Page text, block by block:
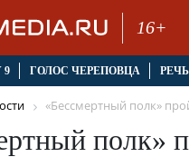
16+
9 ГОЛОС ЧЕРЕПОВЦА РЕЧЬ
«Бессмертный полк»
полк»